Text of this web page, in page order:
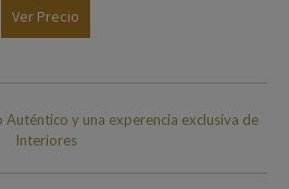
Ver Precio
Auténtico y una experencia exclusiva de
Interiores